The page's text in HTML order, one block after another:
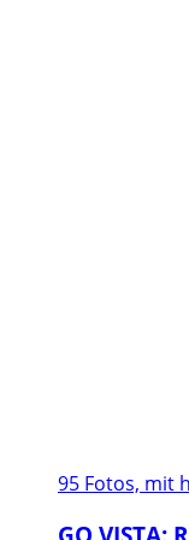
95 Fotos, mit